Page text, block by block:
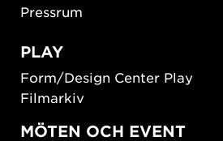
Pressrum
PLAY
Form/Design Center Play
Filmarkiv
MÖTEN OCH EVENT